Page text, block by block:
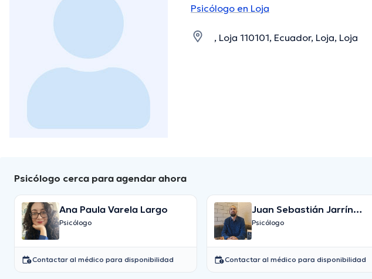
Psicólogo en Loja
, Loja 110101, Ecuador, Loja, Loja
Psicólogo cerca para agendar ahora
Ana Paula Varela Largo
Psicólogo
Contactar al médico para disponibilidad
Juan Sebastián Jarrín
García
Psicólogo
Contactar al médico para disponibilidad